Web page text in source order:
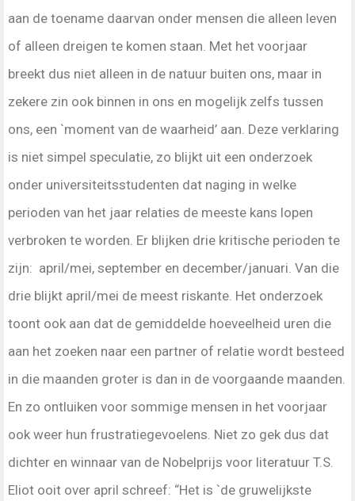
aan de toename daarvan onder mensen die alleen leven
of alleen dreigen te komen staan. Met het voorjaar
breekt dus niet alleen in de natuur buiten ons, maar in
zekere zin ook binnen in ons en mogelijk zelfs tussen
ons, een `moment van de waarheid’ aan. Deze verklaring
is niet simpel speculatie, zo blijkt uit een onderzoek
onder universiteitsstudenten dat naging in welke
perioden van het jaar relaties de meeste kans lopen
verbroken te worden. Er blijken drie kritische perioden te
zijn: april/mei, september en december/januari. Van die
drie blijkt april/mei de meest riskante. Het onderzoek
toont ook aan dat de gemiddelde hoeveelheid uren die
aan het zoeken naar een partner of relatie wordt besteed
in die maanden groter is dan in de voorgaande maanden.
En zo ontluiken voor sommige mensen in het voorjaar
ook weer hun frustratiegevoelens. Niet zo gek dus dat
dichter en winnaar van de Nobelprijs voor literatuur T.S.
Eliot ooit over april schreef: “Het is `de gruwelijkste